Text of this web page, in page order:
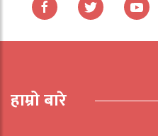
हाम्रो बारे